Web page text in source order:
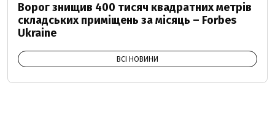
Ворог знищив 400 тисяч квадратних метрів
складських приміщень за місяць – Forbes
Ukraine
ВСІ НОВИНИ